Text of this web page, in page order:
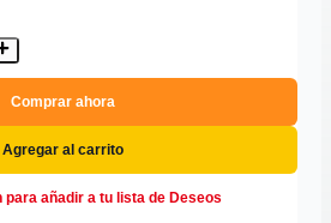
Comprar ahora
Agregar al carrito
para añadir a tu lista de Deseos